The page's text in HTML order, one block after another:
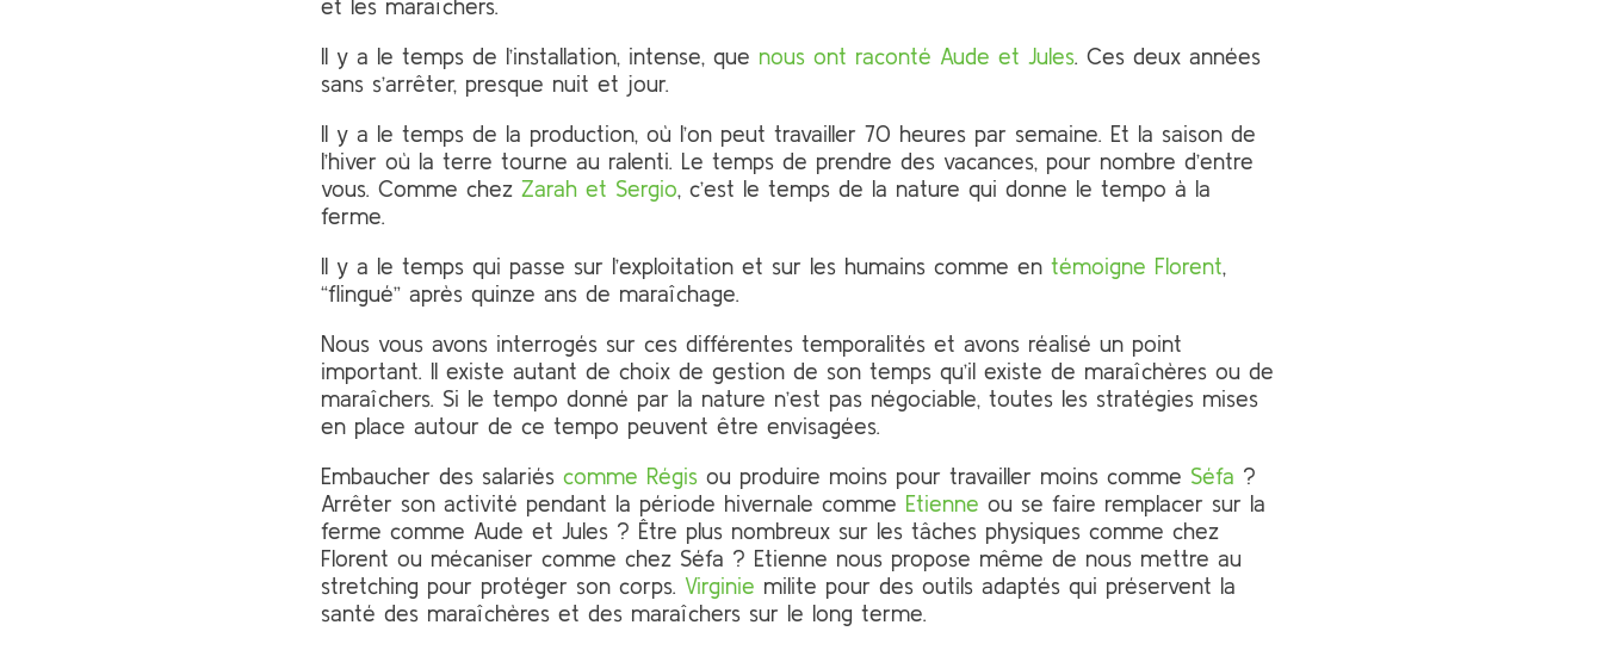
et les maraîchers.
Il y a le temps de l’installation, intense, que nous ont raconté Aude et Jules. Ces deux années
sans s’arrêter, presque nuit et jour.
Il y a le temps de la production, où l’on peut travailler 70 heures par semaine. Et la saison de
l’hiver où la terre tourne au ralenti. Le temps de prendre des vacances, pour nombre d’entre
vous. Comme chez Zarah et Sergio, c’est le temps de la nature qui donne le tempo à la
ferme.
Il y a le temps qui passe sur l’exploitation et sur les humains comme en témoigne Florent,
“flingué” après quinze ans de maraîchage.
Nous vous avons interrogés sur ces différentes temporalités et avons réalisé un point
important. Il existe autant de choix de gestion de son temps qu’il existe de maraîchères ou de
maraîchers. Si le tempo donné par la nature n’est pas négociable, toutes les stratégies mises
en place autour de ce tempo peuvent être envisagées.
Embaucher des salariés comme Régisou produire moins pour travailler moins comme Séfa ?
Arrêter son activité pendant la période hivernale comme Etienne ou se faire remplacer sur la
ferme comme Aude et Jules ? Être plus nombreux sur les tâches physiques comme chez
Florent ou mécaniser comme chez Séfa ? Etienne nous propose même de nous mettre au
stretching pour protéger son corps. Virginie milite pour des outils adaptés qui préservent la
santé des maraîchères et des maraîchers sur le long terme.